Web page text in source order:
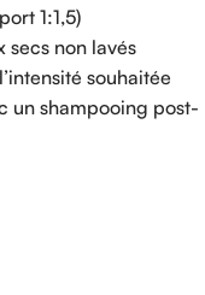
1:1,5)
non lavés
souhaitée
un shampooing post-